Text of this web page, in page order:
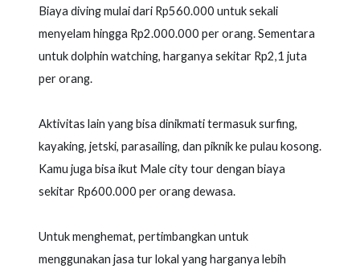
Biaya diving mulai dari Rp560.000 untuk sekali
menyelam hingga Rp2.000.000 per orang. Sementara
untuk dolphin watching, harganya sekitar Rp2,1 juta
per orang.
Aktivitas lain yang bisa dinikmati termasuk surfing,
kayaking, jetski, parasailing, dan piknik ke pulau kosong.
Kamu juga bisa ikut Male city tour dengan biaya
sekitar Rp600.000 per orang dewasa.
Untuk menghemat, pertimbangkan untuk
menggunakan jasa tur lokal yang harganya lebih